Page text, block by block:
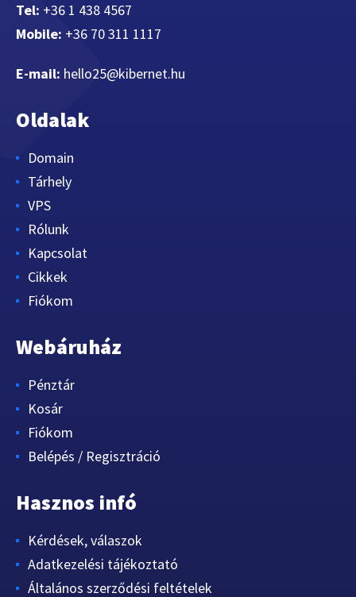
Tel: +36 1 438 4567
Mobile: +36 70 311 1117
E-mail: hello25@kibernet.hu
Oldalak
Domain
Tárhely
VPS
Rólunk
Kapcsolat
Cikkek
Fiókom
Webáruház
Pénztár
Kosár
Fiókom
Belépés / Regisztráció
Hasznos infó
Kérdések, válaszok
Adatkezelési tájékoztató
Általános szerződési feltételek